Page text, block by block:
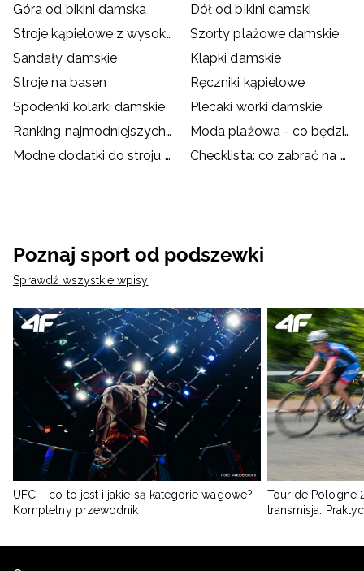
Góra od bikini damska
Dół od bikini damski
Stroje kąpielowe z wysokim stanem
Szorty plażowe damskie
Sandały damskie
Klapki damskie
Stroje na basen
Ręczniki kąpielowe
Spodenki kolarki damskie
Plecaki worki damskie
Ranking najmodniejszych strojów kąpielowych
Moda plażowa - co będzie hitem wakacji?
Modne dodatki do stroju kąpielowego
Checklista: co zabrać na basen?
Poznaj sport od podszewki
Sprawdź wszystkie wpisy
UFC – co to jest i jakie są kategorie wagowe?
Kompletny przewodnik
Tour de Pologne
transmisja.